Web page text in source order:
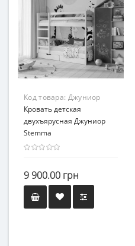
Гарантия
12 месяцев
Код товара: Джуниор
Кровать детская
двухъярусная Джуниор
Stemma
9 900.00 грн